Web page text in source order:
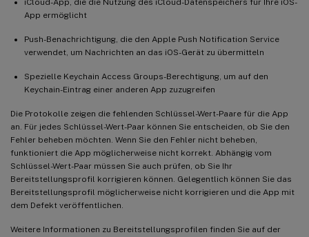
App ermöglicht
Push-Benachrichtigung, die den Apple Push Notification Service
verwendet, um Nachrichten an das iOS-Gerät zu übermitteln
Spezielle Keychain Access Groups-Berechtigung, um auf den
Keychain-Eintrag einer anderen App zuzugreifen
Die Protokolle zeigen die fehlenden Schlüssel-Wert-Paare für die App
an. Für jedes Schlüssel-Wert-Paar können Sie entscheiden, ob Sie den
Fehler beheben möchten. Wenn Sie den Fehler nicht beheben,
funktioniert die App möglicherweise nicht korrekt. Abhängig vom
Schlüssel-Wert-Paar müssen Sie auch prüfen, ob Sie Ihr
Bereitstellungsprofil korrigieren können. Gelegentlich können Sie das
Bereitstellungsprofil möglicherweise nicht korrigieren und die App mit
dem Defekt veröffentlichen.
Weitere Informationen zu Bereitstellungsprofilen finden Sie auf der